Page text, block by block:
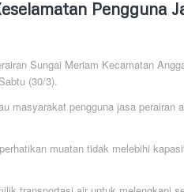
Pengguna
Sungai Meriam Kecamatan
(30/3).
masyarakat pengguna jasa
muatan tidak melebihi